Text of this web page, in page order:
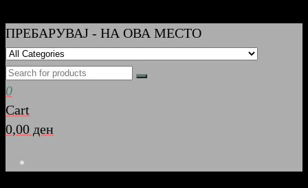
ПРЕБАРУВАЈ - НА ОВА МЕСТО
0
Cart
0,00 ден